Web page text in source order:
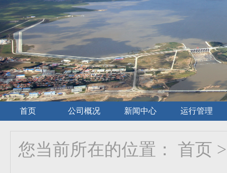
首页 公司概况 新闻中心 运行管理
您当前所在的位置： 首页 >